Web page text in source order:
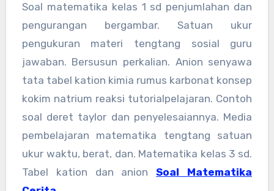
Soal matematika kelas 1 sd penjumlahan dan
pengurangan bergambar. Satuan ukur
pengukuran materi tengtang sosial guru
jawaban. Bersusun perkalian. Anion senyawa
tata tabel kation kimia rumus karbonat konsep
kokim natrium reaksi tutorialpelajaran. Contoh
soal deret taylor dan penyelesaiannya. Media
pembelajaran matematika tengtang satuan
ukur waktu, berat, dan. Matematika kelas 3 sd.
Tabel kation dan anionSoal Matematika